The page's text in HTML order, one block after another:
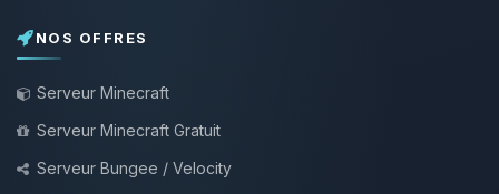
NOS OFFRES
Serveur Minecraft
Serveur Minecraft Gratuit
Serveur Bungee / Velocity